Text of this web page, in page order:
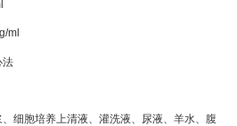
ml
法
、细胞培养上清液、灌洗液、尿液、羊水、腹